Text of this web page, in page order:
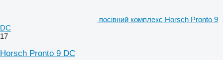
посівний комплекс Horsch Pronto 9
DC
17
Horsch Pronto 9 DC